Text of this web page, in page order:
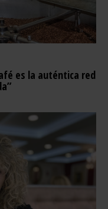
es la auténtica red